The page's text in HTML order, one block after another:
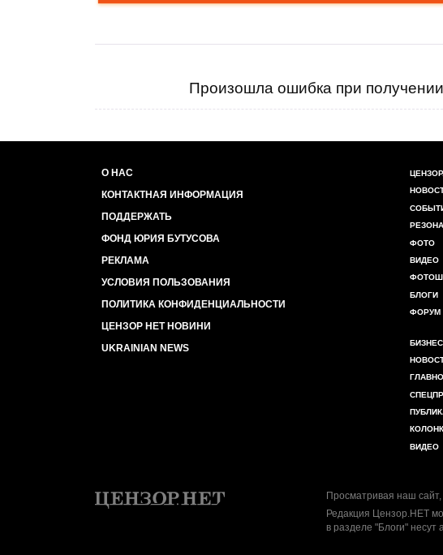
Произошла ошибка при
О НАС
КОНТАКТНАЯ ИНФОРМАЦИЯ
ПОДДЕРЖАТЬ
ФОНД ЮРИЯ БУТУСОВА
РЕКЛАМА
УСЛОВИЯ ПОЛЬЗОВАНИЯ
ПОЛИТИКА КОНФИДЕНЦИАЛЬНОСТИ
ЦЕНЗОР НЕТ НОВИНИ
UKRAINIAN NEWS
ФОТО
ВИДЕО
БЛОГИ
ФОРУМ
БИЗНЕС
ВИДЕО
Просматривая наш
Редакция Цензор.НЕТ
в разделе "Блоги" несут